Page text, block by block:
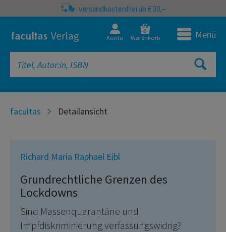
versandkostenfrei ab € 30,–
Konto
0
Warenkorb Menü
facultas Detailansicht
Richard Maria Raphael Eibl
Grundrechtliche Grenzen des
Lockdowns
Sind Massenquarantäne und
Impfdiskriminierung verfassungswidrig?